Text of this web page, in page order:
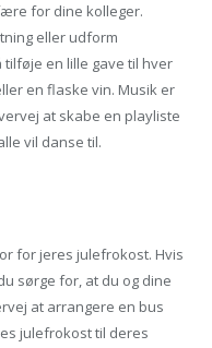
for dine kolleger.
eller udform
en lille gave til hver
en flaske vin. Musik er
at skabe en playliste
vil danse til.
for jeres julefrokost. Hvis
sørge for, at du og dine
at arrangere en bus
julefrokost til deres